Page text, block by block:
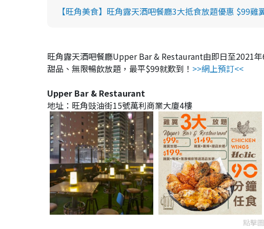
【旺角美食】旺角露天酒吧餐廳3大抵食放題優惠 $99
旺角露天酒吧餐廳Upper Bar & Restaurant由即日至2021
甜品、無限暢飲放題，最平$99就歎到！ >>網上預訂<<
Upper Bar & Restaurant
地址：旺角豉油街15號萬利商業大廈4樓
點擊